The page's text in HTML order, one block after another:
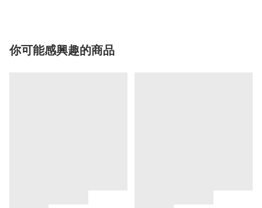
你可能感興趣的商品